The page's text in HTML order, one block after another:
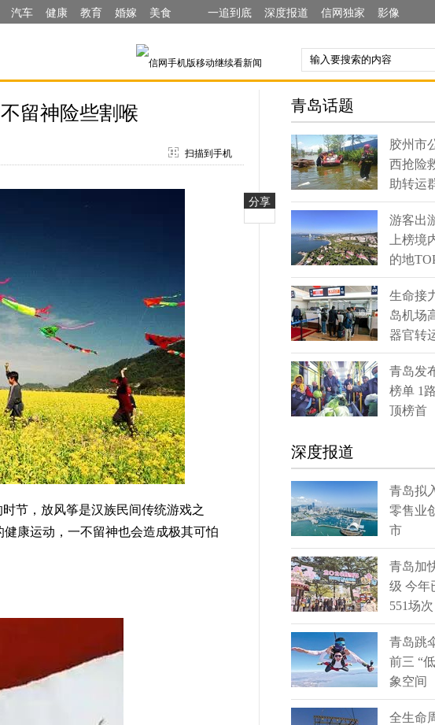
汽车 健康 教育 婚嫁 美食 一追到底 深度报道 信网独家 影像
留神险些割喉
扫描到手机
节，放风筝是汉族民间传统游戏之
康运动，一不留神也会造成极其可怕
分享
青岛话题
胶州市
西抢险
助转运
游客出
上榜境
的地
生命接
岛机场
器官转
青岛发
榜单 1
顶榜首
深度报道
青岛拟
零售业
市
青岛加
级 今年
551场次
青岛跳
前三 “
象空间
全生命